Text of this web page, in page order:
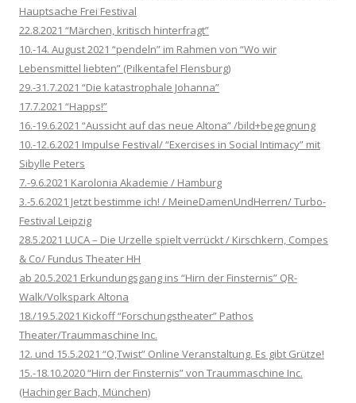
Hauptsache Frei Festival
22.8.2021 “Märchen, kritisch hinterfragt”
10.-14. August 2021 “pendeln” im Rahmen von “Wo wir
Lebensmittel liebten” (Pilkentafel Flensburg)
29.-31.7.2021 “Die katastrophale Johanna”
17.7.2021 “Happs!”
16.-19.6.2021 “Aussicht auf das neue Altona” /bild+begegnung
10.-12.6.2021 Impulse Festival/ “Exercises in Social Intimacy” mit
Sibylle Peters
7.-9.6.2021 Karolonia Akademie / Hamburg
3.-5.6.2021 Jetzt bestimme ich! / MeineDamenUndHerren/ Turbo-
Festival Leipzig
28.5.2021 LUCA – Die Urzelle spielt verrückt / Kirschkern, Compes
& Co/ Fundus Theater HH
ab 20.5.2021 Erkundungsgang ins “Hirn der Finsternis” QR-
Walk/Volkspark Altona
18./19.5.2021 Kickoff “Forschungstheater” Pathos
Theater/Traummaschine Inc.
12. und 15.5.2021 “O,Twist” Online Veranstaltung. Es gibt Grütze!
15.-18.10.2020 “Hirn der Finsternis” von Traummaschine Inc.
(Hachinger Bach, München)